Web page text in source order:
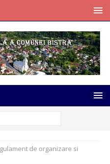
de organizare si